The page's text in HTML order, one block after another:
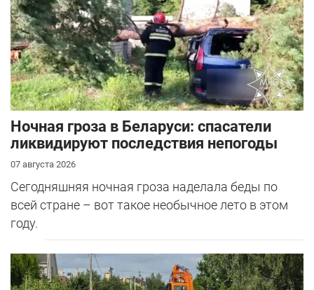
Ночная гроза в Беларуси: спасатели
ликвидируют последствия непогоды
07 августа 2026
Сегодняшняя ночная гроза наделала беды по
всей стране – вот такое необычное лето в этом
году.